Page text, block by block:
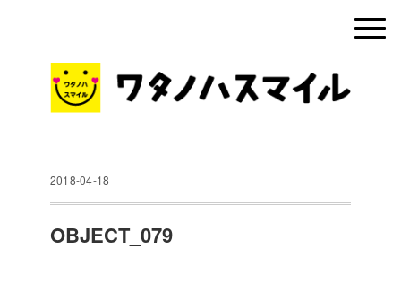
2018-04-18
OBJECT_079